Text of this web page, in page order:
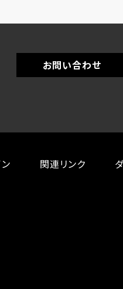
お問い合わせ
関連リンク